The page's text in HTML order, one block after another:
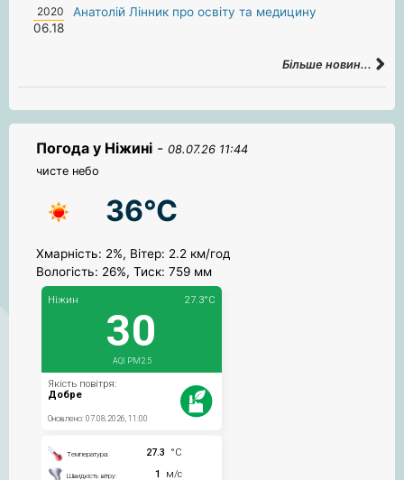
2020
06.18
Анатолій Лінник про освіту та медицину
Більше новин...
Погода у Ніжині - 08.07.26 11:44
чисте небо
36°C
Хмарність: 2%, Вітер: 2.2 км/год
Вологість: 26%, Тиск: 759 мм